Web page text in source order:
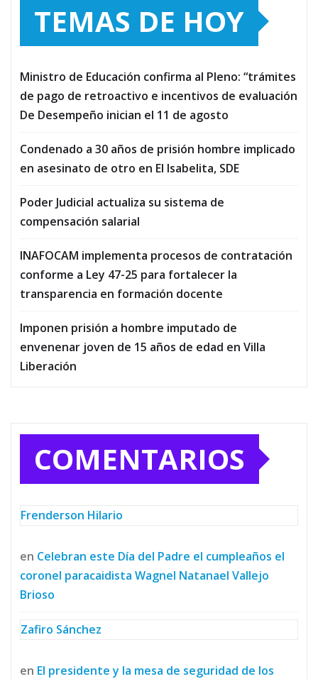
TEMAS DE HOY
Ministro de Educación confirma al Pleno: “trámites
de pago de retroactivo e incentivos de evaluación
De Desempeño inician el 11 de agosto
Condenado a 30 años de prisión hombre implicado
en asesinato de otro en El Isabelita, SDE
Poder Judicial actualiza su sistema de
compensación salarial
INAFOCAM implementa procesos de contratación
conforme a Ley 47-25 para fortalecer la
transparencia en formación docente
Imponen prisión a hombre imputado de
envenenar joven de 15 años de edad en Villa
Liberación
COMENTARIOS
Frenderson Hilario
en Celebran este Día del Padre el cumpleaños el
coronel paracaidista Wagnel Natanael Vallejo
Brioso
Zafiro Sánchez
en El presidente y la mesa de seguridad de los